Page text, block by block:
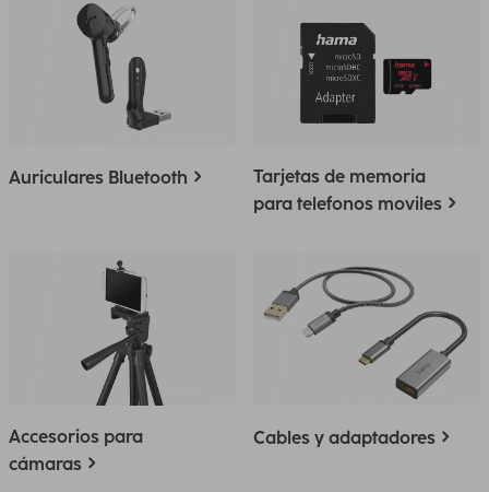
Auriculares Bluetooth
Tarjetas de memoria
para telefonos moviles
Accesorios para
cámaras
Cables y adaptadores